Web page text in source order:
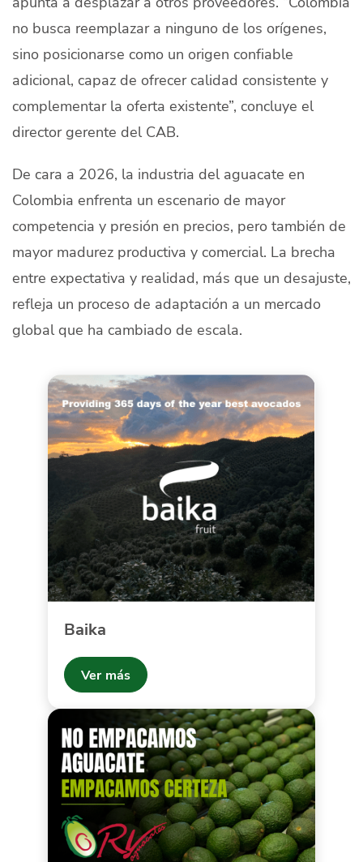
no busca reemplazar a ninguno de los orígenes,
sino posicionarse como un origen confiable
adicional, capaz de ofrecer calidad consistente y
complementar la oferta existente”, concluye el
director gerente del CAB.
De cara a 2026, la industria del aguacate en
Colombia enfrenta un escenario de mayor
competencia y presión en precios, pero también de
mayor madurez productiva y comercial. La brecha
entre expectativa y realidad, más que un desajuste,
refleja un proceso de adaptación a un mercado
global que ha cambiado de escala.
Baika
Ver más